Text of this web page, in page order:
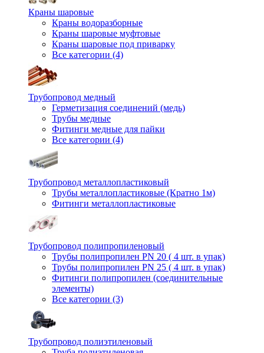
Краны шаровые
Краны водоразборные
Краны шаровые муфтовые
Краны шаровые под приварку
Все категории (4)
Трубопровод медный
Герметизация соединений (медь)
Трубы медные
Фитинги медные для пайки
Все категории (4)
Трубопровод металлопластиковый
Трубы металлопластиковые (Кратно 1м)
Фитинги металлопластиковые
Трубопровод полипропиленовый
Трубы полипропилен PN 20 ( 4 шт. в упак)
Трубы полипропилен PN 25 ( 4 шт. в упак)
Фитинги полипропилен (cоединительные
элементы)
Все категории (3)
Трубопровод полиэтиленовый